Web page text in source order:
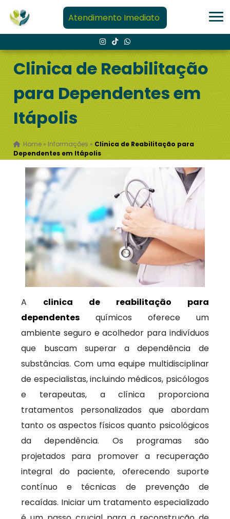
Atendimento Imediato
Clinica de Reabilitação
para Dependentes em
Itápolis
Home » Informações » Clinica de Reabilitação para
Dependentes em Itápolis
A clinica de reabilitação para
dependentes químicos oferece um
ambiente seguro e acolhedor para indivíduos
que buscam superar a dependência de
substâncias. Com uma equipe multidisciplinar
de especialistas, incluindo médicos, psicólogos
e terapeutas, a clínica proporciona
tratamentos personalizados que abordam
tanto os aspectos físicos quanto psicológicos
da dependência. Os programas são
projetados para promover a recuperação
integral do paciente, oferecendo suporte
contínuo e técnicas de prevenção de
recaídas. Iniciar um tratamento especializado